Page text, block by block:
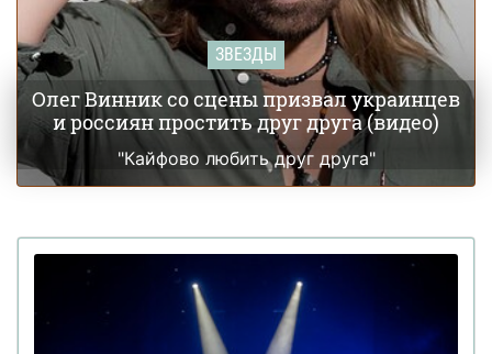
ЗВЕЗДЫ
Олег Винник со сцены призвал украинцев
и россиян простить друг друга (видео)
"Кайфово любить друг друга"